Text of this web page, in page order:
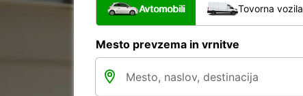
Avtomobili Tovorna vozila
Mesto prevzema in vrnitve